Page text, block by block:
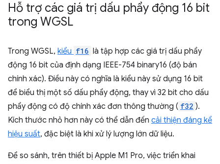
Hỗ trợ các giá trị dấu phẩy động 16 bit
trong WGSL
Trong WGSL, kiểu f16 là tập hợp các giá trị dấu phẩy
động 16 bit của định dạng IEEE-754 binary16 (độ bán
chính xác). Điều này có nghĩa là kiểu này sử dụng 16 bit
để biểu thị một số dấu phẩy động, thay vì 32 bit cho dấu
phẩy động có độ chính xác đơn thông thường ( f32 ).
Kích thước nhỏ hơn này có thể dẫn đến cải thiện đáng kể
hiệu suất, đặc biệt là khi xử lý lượng lớn dữ liệu.
Để so sánh, trên thiết bị Apple M1 Pro, việc triển khai